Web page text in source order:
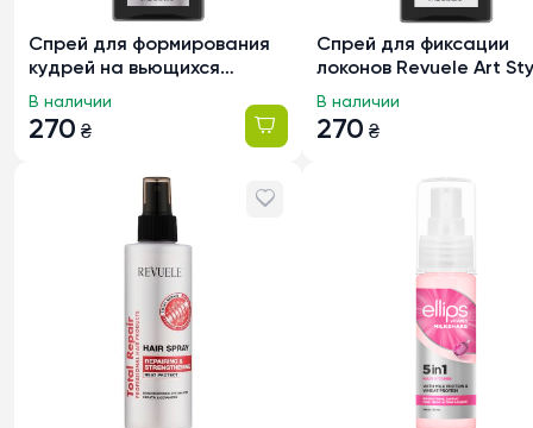
Спрей для формирования
кудрей на вьющихся
волосах Revuele Art Frizz
Free Curls, 200мл
270 ₴
В наличии
Спрей для фиксации
локонов Revuele Art
200мл
270 ₴
В наличии